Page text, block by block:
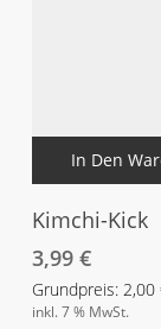
In Den
Kimchi-Kick
3,99 €
Grundpreis: 2,00
inkl. 7 % MwSt.